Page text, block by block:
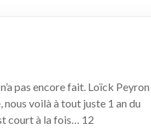
pas encore fait. Loïck Peyron
nous voilà à tout juste 1 an du
court à la fois… 12